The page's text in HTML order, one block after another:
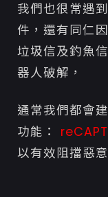
我們也很常遇
件，還有同仁
垃圾信及釣魚
器人破解，
通常我們都會
功能 ：
以有效阻擋惡